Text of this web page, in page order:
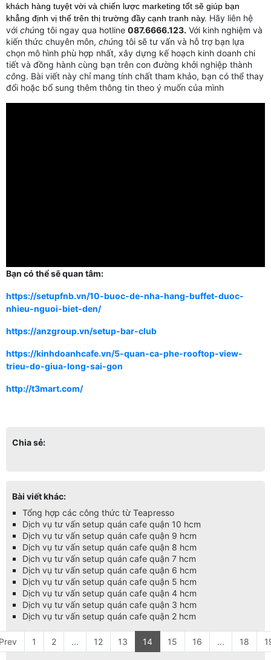
khách hàng tuyệt vời và chiến lược marketing tốt sẽ giúp bạn
khẳng định vị thế trên thị trường đầy cạnh tranh này. Hãy liên hệ
với chúng tôi ngay qua hotline 087.6666.123. Với kinh nghiệm và
kiến thức chuyên môn, chúng tôi sẽ tư vấn và hỗ trợ bạn lựa
chọn mô hình phù hợp nhất, xây dựng kế hoạch kinh doanh chi
tiết và đồng hành cùng bạn trên con đường khởi nghiệp thành
công. Bài viết này chỉ mang tính chất tham khảo, bạn có thể thay
đổi hoặc bổ sung thêm thông tin theo ý muốn của mình
Bạn có thể sẽ quan tâm:
https://setupfnb.vn/10-buoc-de-nha-hang-buffet-duoc-
nhieu-nguoi-biet-den/
https://anzgroup.vn/setup-bar-club
https://kinhdoanhcafe.vn/5-quan-ca-phe-rooftop-view-
trieu-do-giua-long-sai-gon
http://t3mart.com/
Chia sẻ:
Bài viết khác:
Tổng hợp các công thức từ Teapresso
Dịch vụ tư vấn setup quán cafe quận 10 hcm
Dịch vụ tư vấn setup quán cafe quận 9 hcm
Dịch vụ tư vấn setup quán cafe quận 8 hcm
Dịch vụ tư vấn setup quán cafe quận 7 hcm
Dịch vụ tư vấn setup quán cafe quận 6 hcm
Dịch vụ tư vấn setup quán cafe quận 5 hcm
Dịch vụ tư vấn setup quán cafe quận 4 hcm
Dịch vụ tư vấn setup quán cafe quận 3 hcm
Dịch vụ tư vấn setup quán cafe quận 2 hcm
1 2 ... 12 13 14 15 16 ... 18